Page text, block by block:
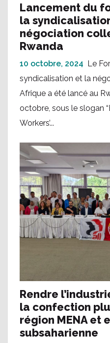
Lancement du
la
négociation
Rwanda
10 octobre, 2024 Le
syndicalisation et la
Afrique a été lancé au
octobre, sous le slogan
Workers’...
Rendre
la confection
région MENA et
subsaharienne